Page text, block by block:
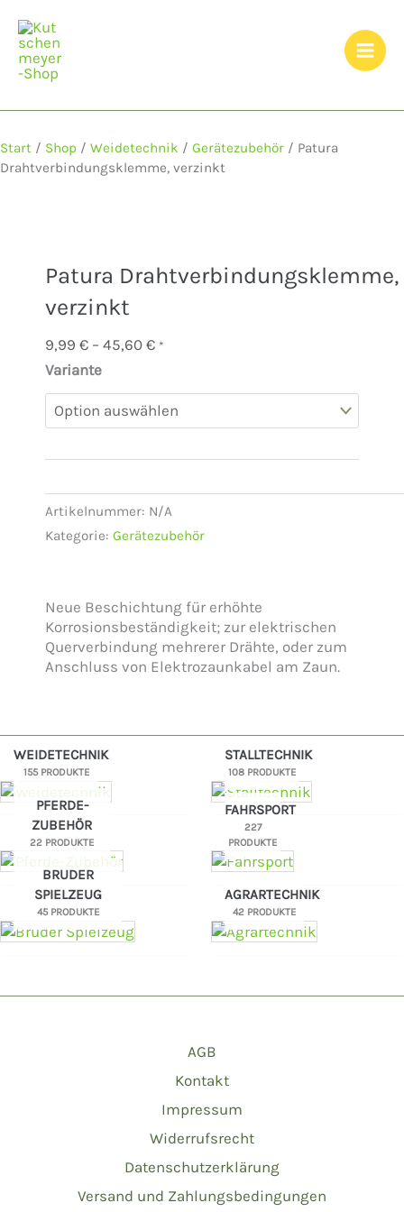
Inhalt
springen
Start / Shop / Weidetechnik / Gerätezubehör / Patura
Drahtverbindungsklemme, verzinkt
Patura Drahtverbindungsklemme,
verzinkt
9,99 € – 45,60 €Preisspanne:
45,60 €
*
Variante
Artikelnummer: N/A
Kategorie: Gerätezubehör
Neue Beschichtung für erhöhte
Korrosionsbeständigkeit; zur elektrischen
Querverbindung mehrerer Drähte, oder zum
Anschluss von Elektrozaunkabel am Zaun.
WEIDETECHNIK
155 PRODUKTE
STALLTECHNIK
108 PRODUKTE
PFERDE-
ZUBEHÖR
22 PRODUKTE
FAHRSPORT
227
PRODUKTE
BRUDER
SPIELZEUG
45 PRODUKTE
AGRARTECHNIK
42 PRODUKTE
AGB
Kontakt
Impressum
Widerrufsrecht
Datenschutzerklärung
Versand und Zahlungsbedingungen